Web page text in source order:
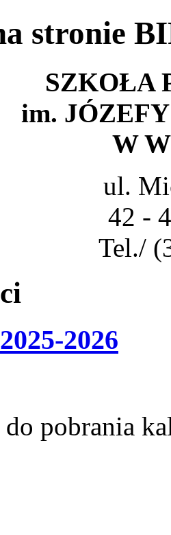
stronie
SZKOŁA
im.
W
ul.
42 -
Tel./
2026
pobrania